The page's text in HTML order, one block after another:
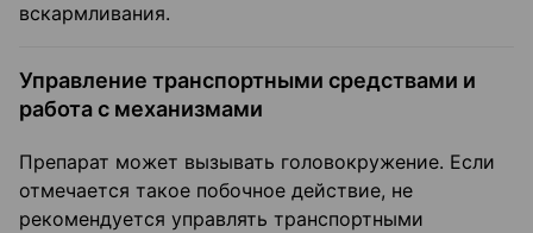
вскармливания.
Управление транспортными средствами и
работа с механизмами
Препарат может вызывать головокружение. Если
отмечается такое побочное действие, не
рекомендуется управлять транспортными